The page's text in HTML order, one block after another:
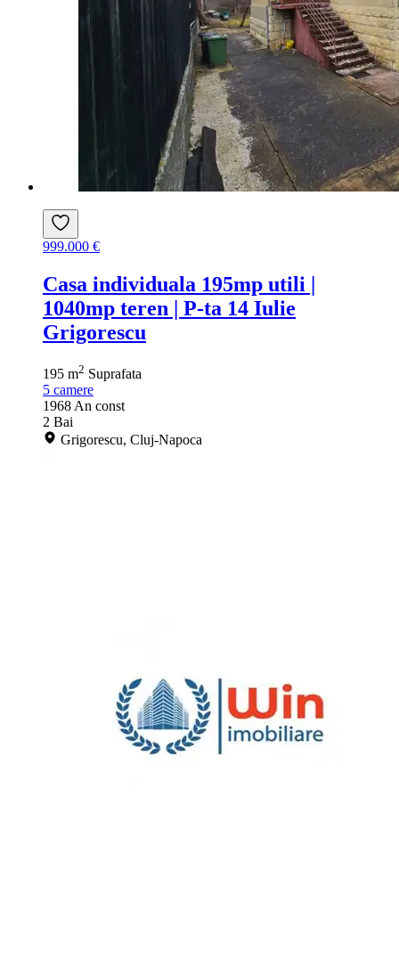
999.000 €
Casa individuala 195mp utili |
1040mp teren | P-ta 14 Iulie
Grigorescu
195 m2 Suprafata
5 camere
1968 An const
2 Bai
Grigorescu, Cluj-Napoca